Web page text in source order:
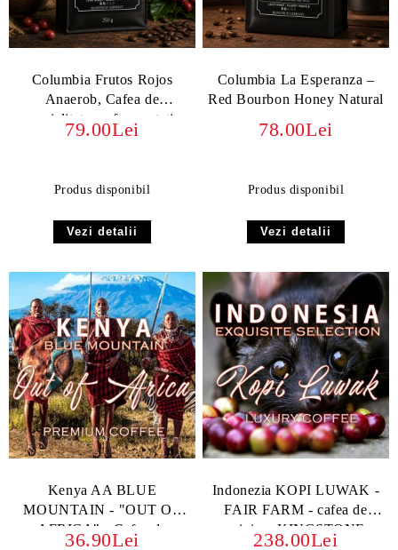
Columbia Frutos Rojos
Anaerob, Cafea de
specialitate cu fermentație
anaerobă, aromată și fructată
79.00Lei
Produs disponibil
Vezi detalii
Columbia La Esperanza –
Red Bourbon Honey Natural
78.00Lei
Produs disponibil
Vezi detalii
Kenya AA BLUE
MOUNTAIN - "OUT OF
AFRICA" - Cafea de
36.90Lei
Indonezia KOPI LUWAK -
FAIR FARM - cafea de
origine, KINGSTONE
238.00Lei